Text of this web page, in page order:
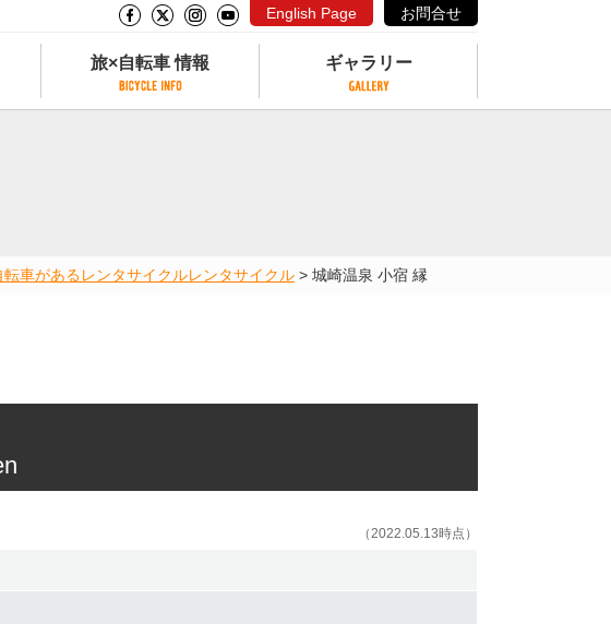
English Page お問合せ
旅×自転車 情報
しい宿
イクル
レンタサイクル
道の駅
サイクルターミナル
ギャラリー
転車があるレンタサイクルレンタサイクル > 城崎温泉 小宿 縁
（2022.05.13時点）